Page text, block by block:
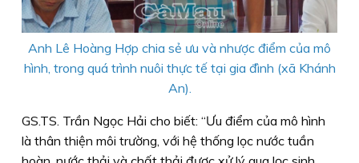
Anh Lê Hoàng Hợp chia sẻ ưu và nhược điểm của mô
hình, trong quá trình nuôi thực tế tại gia đình (xã Khánh
An).
GS.TS. Trần Ngọc Hải cho biết: “Ưu điểm của mô hình
là thân thiện môi trường, với hệ thống lọc nước tuần